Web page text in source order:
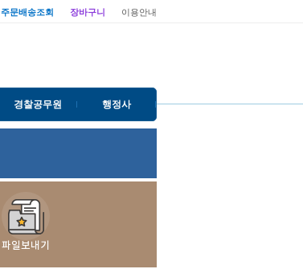
주문배송조회 장바구니 이용안내
경찰공무원 행정사
파일보내기